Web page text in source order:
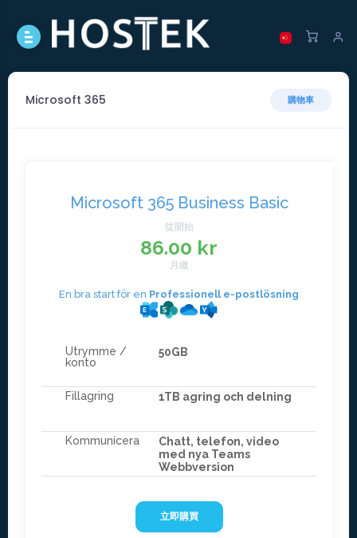
Microsoft 365 購物車
Microsoft 365 Business Basic
從開始
86.00 kr
月繳
En bra start för en Professionell e-postlösning
50GB
Utrymme /
konto
1TB agring och delning
Fillagring
Chatt, telefon, video
med nya Teams
Webbversion
Kommunicera
立即購買